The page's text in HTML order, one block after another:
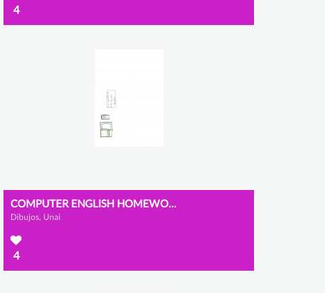
4
COMPUTER ENGLISH HOMEWORK
Dibujos, Unai
4